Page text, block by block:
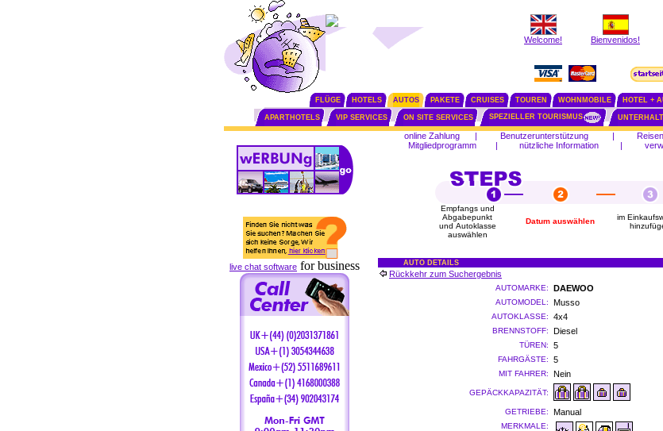
Welcome! Bienvenidos!
FLÜGE HOTELS AUTOS PAKETE CRUISES TOUREN WOHNMOBILE HOTEL +
APARTHOTELS VIP SERVICES ON SITE SERVICES SPEZIELLER TOURISMUS
live chat software for business
online Zahlung | Benutzerunterstützung |
Mitgliedprogramm
| nützliche Information |
Empfangs und
Abgabepunkt
und Autoklasse
auswählen
Datum auswählen
im
AUTO DETAILS
Rückkehr zum Suchergebnis
AUTOMARKE: DAEWOO
AUTOMODEL: Musso
AUTOKLASSE: 4x4
BRENNSTOFF: Diesel
TÜREN: 5
FAHRGÄSTE: 5
MIT FAHRER: Nein
GEPÄCKKAPAZITÄT:
GETRIEBE: Manual
MERKMALE: